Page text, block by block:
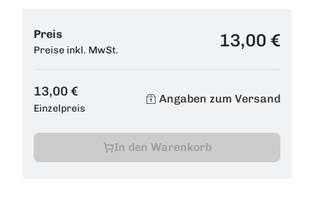
Preis
Preise inkl. MwSt. 13,00 €
13,00 €
Einzelpreis
Angaben zum Versand
In den Warenkorb